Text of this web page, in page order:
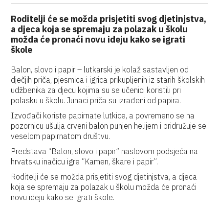
Roditelji će se možda prisjetiti svog djetinjstva,
a djeca koja se spremaju za polazak u školu
možda će pronaći novu ideju kako se igrati
škole
Balon, slovo i papir – lutkarski je kolaž sastavljen od
dječjih priča, pjesmica i igrica prikupljenih iz starih školskih
udžbenika za djecu kojima su se učenici koristili pri
polasku u školu. Junaci priča su izrađeni od papira.
Izvođači koriste papirnate lutkice, a povremeno se na
pozornicu ušulja crveni balon punjen helijem i pridružuje se
veselom papirnatom društvu.
Predstava “Balon, slovo i papir” naslovom podsjeća na
hrvatsku inačicu igre “Kamen, škare i papir”.
Roditelji će se možda prisjetiti svog djetinjstva, a djeca
koja se spremaju za polazak u školu možda će pronaći
novu ideju kako se igrati škole.